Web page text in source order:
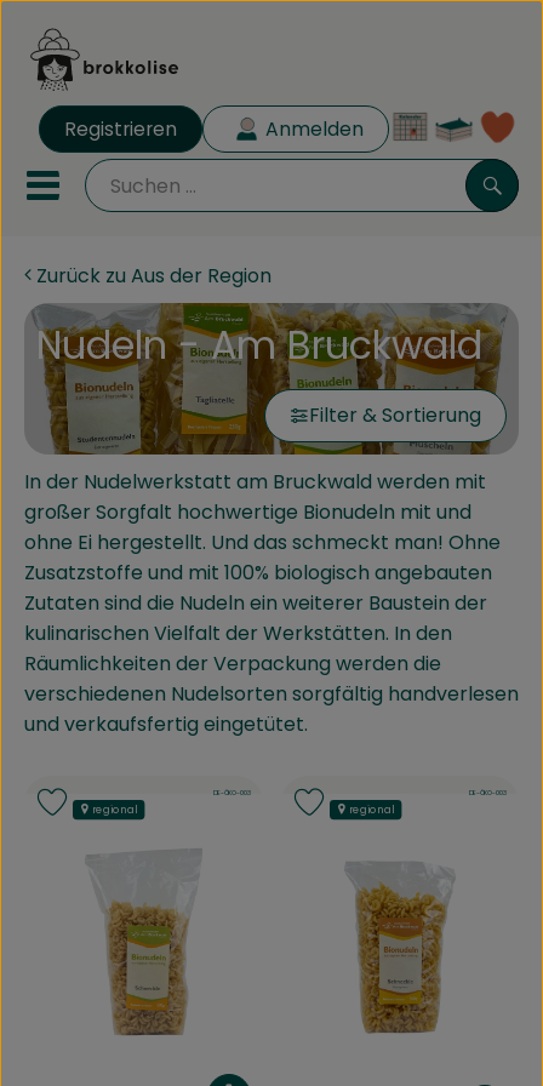
Registrieren Anmelden
Mobiles Menu öffnen oder
Biokisten
Rezeptkisten
Angebote
Aus der Region
Obst & Gemüse
Kühltheke
Speisekammer
Bäckerei
Getränke
Biomarkt Waldkirch
Über brokkolise
Wissenswertes
Zurück zu Aus der Region
Nudeln - Am Bruckwald
Filter & Sortierung
In der Nudelwerkstatt am Bruckwald werden mit
großer Sorgfalt hochwertige Bionudeln mit und
ohne Ei hergestellt. Und das schmeckt man! Ohne
Zusatzstoffe und mit 100% biologisch angebauten
Zutaten sind die Nudeln ein weiterer Baustein der
kulinarischen Vielfalt der Werkstätten. In den
Räumlichkeiten der Verpackung werden die
verschiedenen Nudelsorten sorgfältig handverlesen
und verkaufsfertig eingetütet.
, Kontrollstelle:
DE-ÖKO-003
regional
Produkt zu Favouriten hinzufügen
, Kontrollstelle:
DE-ÖKO-003
regional
Produkt zu Favouriten